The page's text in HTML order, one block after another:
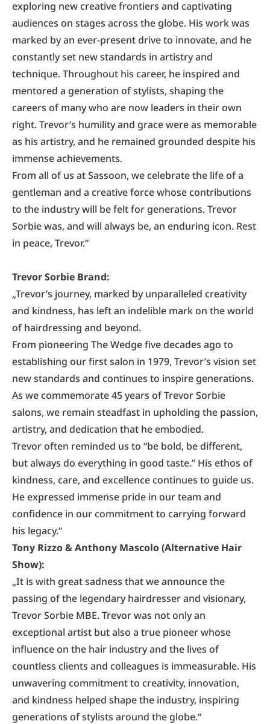
exploring new creative frontiers and captivating
audiences on stages across the globe. His work was
marked by an ever-present drive to innovate, and he
constantly set new standards in artistry and
technique. Throughout his career, he inspired and
mentored a generation of stylists, shaping the
careers of many who are now leaders in their own
right. Trevor’s humility and grace were as memorable
as his artistry, and he remained grounded despite his
immense achievements.
From all of us at Sassoon, we celebrate the life of a
gentleman and a creative force whose contributions
to the industry will be felt for generations. Trevor
Sorbie was, and will always be, an enduring icon. Rest
in peace, Trevor.“
Trevor Sorbie Brand:
„Trevor’s journey, marked by unparalleled creativity
and kindness, has left an indelible mark on the world
of hairdressing and beyond.
From pioneering The Wedge five decades ago to
establishing our first salon in 1979, Trevor’s vision set
new standards and continues to inspire generations.
As we commemorate 45 years of Trevor Sorbie
salons, we remain steadfast in upholding the passion,
artistry, and dedication that he embodied.
Trevor often reminded us to “be bold, be different,
but always do everything in good taste.” His ethos of
kindness, care, and excellence continues to guide us.
He expressed immense pride in our team and
confidence in our commitment to carrying forward
his legacy.“
Tony Rizzo & Anthony Mascolo (Alternative Hair
Show):
„It is with great sadness that we announce the
passing of the legendary hairdresser and visionary,
Trevor Sorbie MBE. Trevor was not only an
exceptional artist but also a true pioneer whose
influence on the hair industry and the lives of
countless clients and colleagues is immeasurable. His
unwavering commitment to creativity, innovation,
and kindness helped shape the industry, inspiring
generations of stylists around the globe.“